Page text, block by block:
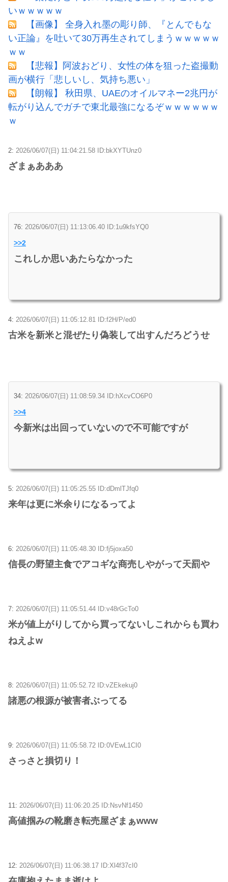
いｗｗｗｗｗ
【画像】 全身入れ墨の彫り師、『とんでもな
い正論』を吐いて30万再生されてしまうｗｗｗｗｗ
ｗｗ
【悲報】阿波おどり、女性の体を狙った盗撮動
画が横行「悲しいし、気持ち悪い」
【朗報】 秋田県、UAEのオイルマネー2兆円が
転がり込んでガチで東北最強になるぞｗｗｗｗｗｗ
ｗ
2: 2026/06/07(日) 11:04:21.58 ID:bkXYTUnz0
ざまぁあああ
76: 2026/06/07(日) 11:13:06.40 ID:1u9kfsYQ0
>>2
これしか思いあたらなかった
4: 2026/06/07(日) 11:05:12.81 ID:f2H/P/ed0
古米を新米と混ぜたり偽装して出すんだろどうせ
34: 2026/06/07(日) 11:08:59.34 ID:hXcvCO6P0
>>4
今新米は出回っていないので不可能ですが
5: 2026/06/07(日) 11:05:25.55 ID:dDmlTJfq0
来年は更に米余りになるってよ
6: 2026/06/07(日) 11:05:48.30 ID:fj5joxa50
信長の野望主食でアコギな商売しやがって天罰や
7: 2026/06/07(日) 11:05:51.44 ID:v48rGcTo0
米が値上がりしてから買ってないしこれからも買わ
ねえよw
8: 2026/06/07(日) 11:05:52.72 ID:vZEkekuj0
諸悪の根源が被害者ぶってる
9: 2026/06/07(日) 11:05:58.72 ID:0VEwL1CI0
さっさと損切り！
11: 2026/06/07(日) 11:06:20.25 ID:NsvNf1450
高値掴みの靴磨き転売屋ざまぁwww
12: 2026/06/07(日) 11:06:38.17 ID:Xl4f37cI0